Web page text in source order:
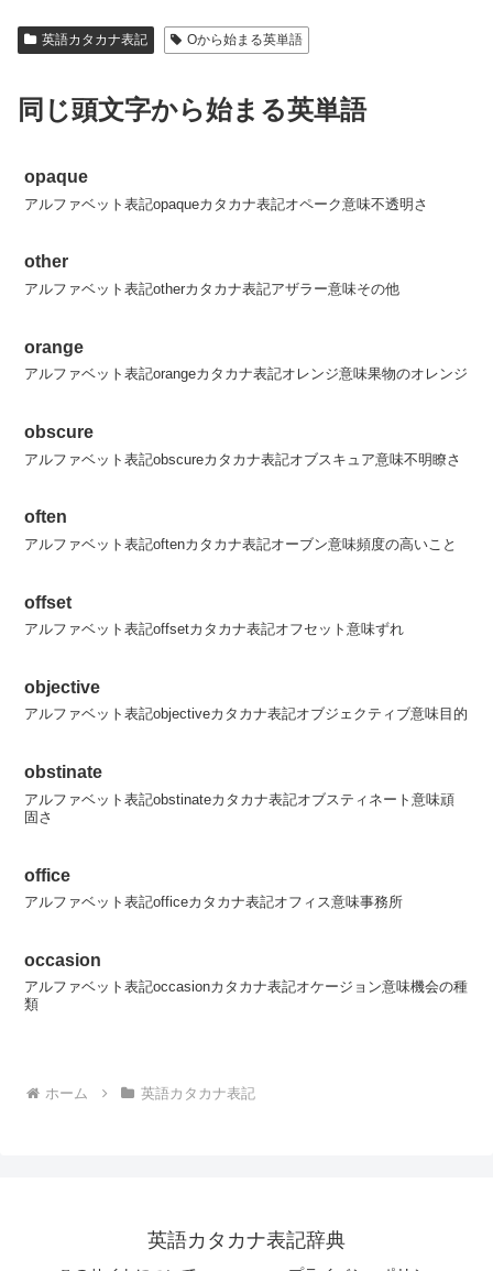
英語カタカナ表記 Oから始まる英単語
同じ頭文字から始まる英単語
opaque
アルファベット表記opaqueカタカナ表記オペーク意味不透明さ
other
アルファベット表記otherカタカナ表記アザラー意味その他
orange
アルファベット表記orangeカタカナ表記オレンジ意味果物のオレンジ
obscure
アルファベット表記obscureカタカナ表記オブスキュア意味不明瞭さ
often
アルファベット表記oftenカタカナ表記オーブン意味頻度の高いこと
offset
アルファベット表記offsetカタカナ表記オフセット意味ずれ
objective
アルファベット表記objectiveカタカナ表記オブジェクティブ意味目的
obstinate
アルファベット表記obstinateカタカナ表記オブスティネート意味頑
固さ
office
アルファベット表記officeカタカナ表記オフィス意味事務所
occasion
アルファベット表記occasionカタカナ表記オケージョン意味機会の種
類
ホーム 英語カタカナ表記
英語カタカナ表記辞典